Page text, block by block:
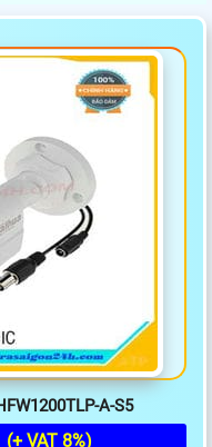
A-S5
(+ VAT 8%)